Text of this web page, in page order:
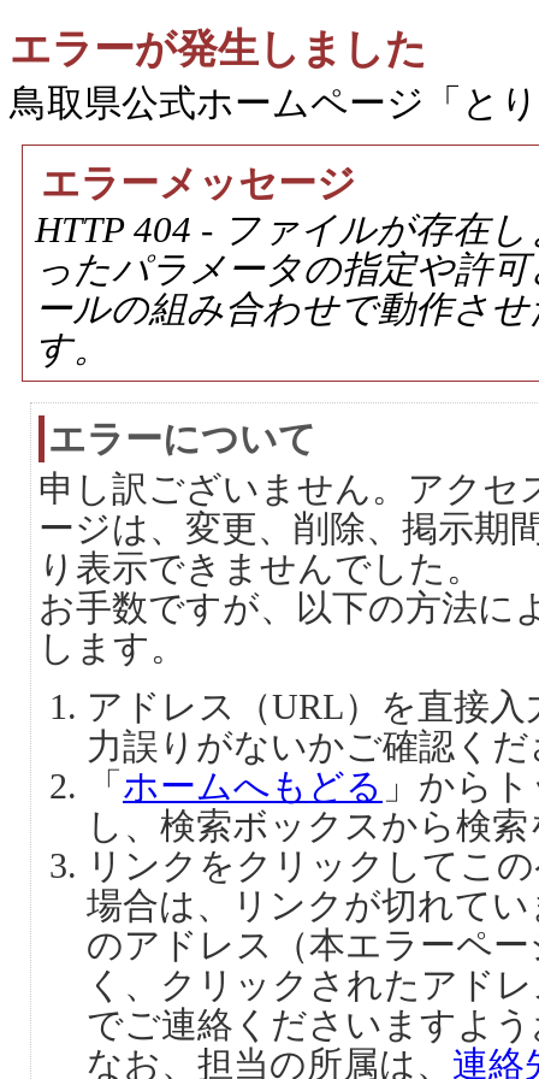
エラーが発生しました
鳥取県公式ホームページ「と
エラーメッセージ
HTTP 404 - ファイルが存在
ったパラメータの指定や許
ールの組み合わせで動作さ
す。
エラーについて
申し訳ございません。アクセ
ージは、変更、削除、掲示期
り表示できませんでした。
お手数ですが、以下の方法に
します。
アドレス（URL）を直接
力誤りがないかご確認く
「 ホームへもどる 」から
し、検索ボックスから検
リンクをクリックしてこ
場合は、リンクが切れて
のアドレス（本エラーペ
く、クリックされたアド
でご連絡くださいますよ
なお、担当の所属は、 連絡